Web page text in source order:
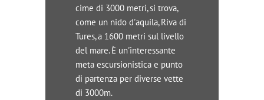
cime di 3000 metri, si trova,
come un nido d'aquila, Riva di
Tures, a 1600 metri sul livello
del mare. È un'interessante
meta escursionistica e punto
di partenza per diverse vette
di 3000m.